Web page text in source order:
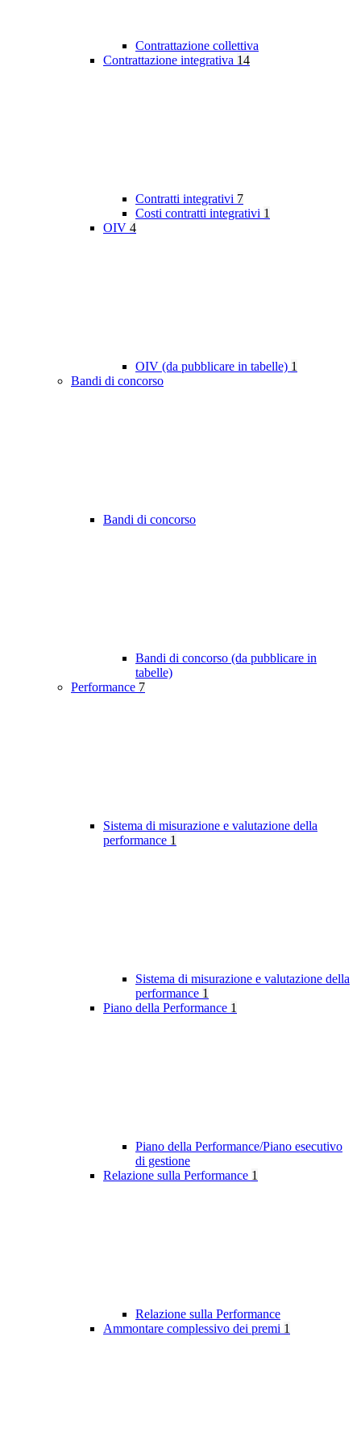
Contrattazione collettiva
Contrattazione integrativa 14
Contratti integrativi 7
Costi contratti integrativi 1
OIV 4
OIV (da pubblicare in tabelle) 1
Bandi di concorso
Bandi di concorso
Bandi di concorso (da pubblicare in
tabelle)
Performance 7
Sistema di misurazione e valutazione della
performance 1
Sistema di misurazione e valutazione della
performance 1
Piano della Performance 1
Piano della Performance/Piano esecutivo
di gestione
Relazione sulla Performance 1
Relazione sulla Performance
Ammontare complessivo dei premi 1